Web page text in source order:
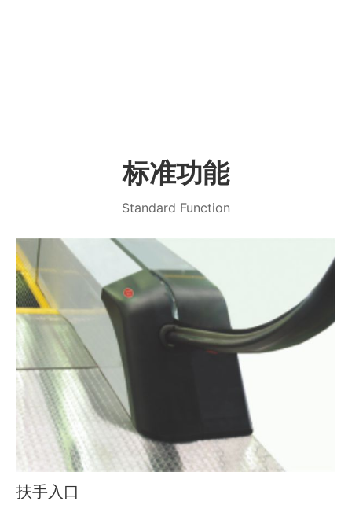
标准功能
Standard Function
扶手入口